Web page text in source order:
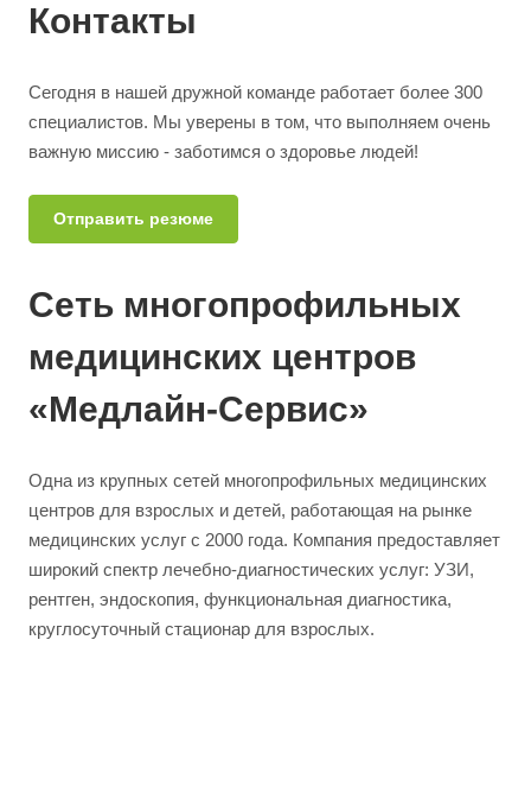
Контакты
Сегодня в нашей дружной команде работает более 300
специалистов. Мы уверены в том, что выполняем очень
важную миссию - заботимся о здоровье людей!
Отправить резюме
Сеть многопрофильных
медицинских центров
«Медлайн-Сервис»
Одна из крупных сетей многопрофильных медицинских
центров для взрослых и детей, работающая на рынке
медицинских услуг с 2000 года. Компания предоставляет
широкий спектр лечебно-диагностических услуг: УЗИ,
рентген, эндоскопия, функциональная диагностика,
круглосуточный стационар для взрослых.